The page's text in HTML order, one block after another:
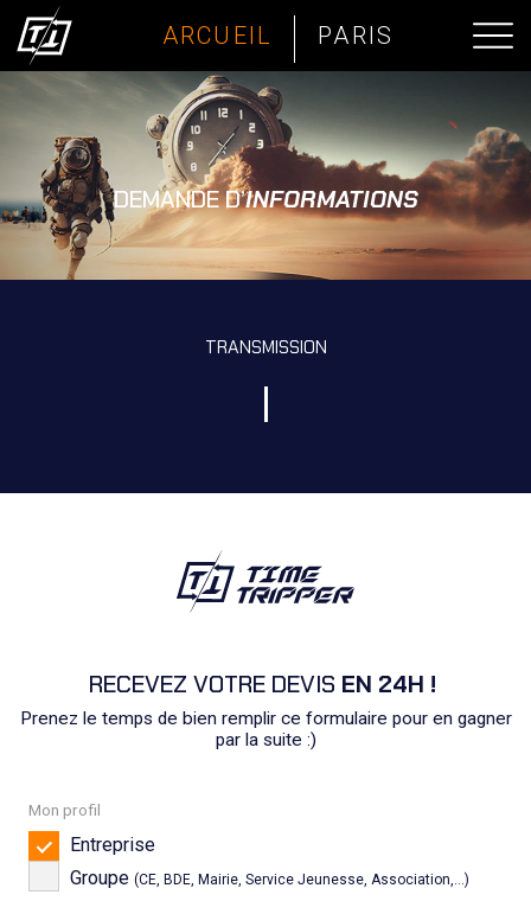
ARCUEIL PARIS
DEMANDE D’INFORMATIONS
TRANSMISSION
RECEVEZ VOTRE DEVIS EN 24H !
Prenez le temps de bien remplir ce formulaire pour en gagner
par la suite :)
Mon profil
Entreprise
Groupe (CE, BDE, Mairie, Service Jeunesse, Association,...)